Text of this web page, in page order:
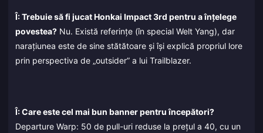
Î: Trebuie să fi jucat Honkai Impact 3rd pentru a înțelege
povestea? Nu. Există referințe (în special Welt Yang), dar
narațiunea este de sine stătătoare și își explică propriul lore
prin perspectiva de „outsider” a lui Trailblazer.
Î: Care este cel mai bun banner pentru începători?
Departure Warp: 50 de pull-uri reduse la prețul a 40, cu un